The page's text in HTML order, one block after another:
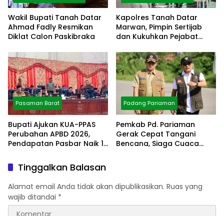
Wakil Bupati Tanah Datar
Ahmad Fadly Resmikan
Diklat Calon Paskibraka
Kapolres Tanah Datar
Marwan, Pimpin Sertijab
dan Kukuhkan Pejabat
Pasaman Barat
Bupati Ajukan KUA-PPAS
Perubahan APBD 2026,
Pendapatan Pasbar Naik 15
Padang Pariaman
Pemkab Pd. Pariaman
Gerak Cepat Tangani
Bencana, Siaga Cuaca
Tinggalkan Balasan
Alamat email Anda tidak akan dipublikasikan. Ruas yang
wajib ditandai *